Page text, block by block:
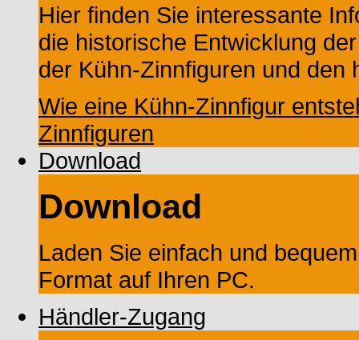
Hier finden Sie interessante
die historische Entwicklung
der Kühn-Zinnfiguren und den
Wie eine Kühn-Zinnfigur
Zinnfiguren
Download
Download
Laden Sie einfach und
Format auf Ihren PC.
Händler-Zugang